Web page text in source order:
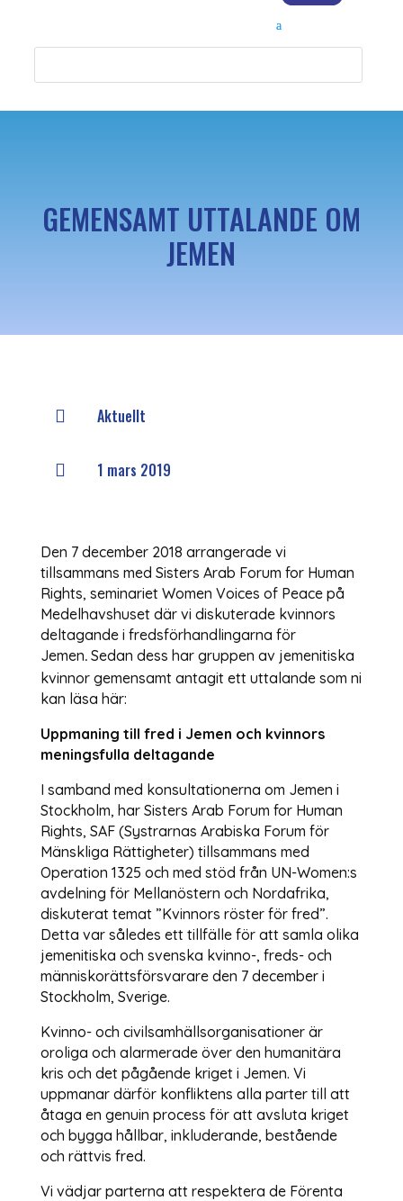
GEMENSAMT UTTALANDE OM
JEMEN
 Aktuellt
 1 mars 2019
Den 7 december 2018 arrangerade vi
tillsammans med Sisters Arab Forum for Human
Rights, seminariet Women Voices of Peace på
Medelhavshuset där vi diskuterade kvinnors
deltagande i fredsförhandlingarna för
Jemen. Sedan dess har gruppen av jemenitiska
kvinnor gemensamt antagit ett uttalande som ni
kan läsa här:
Uppmaning till fred i Jemen och kvinnors
meningsfulla deltagande
I samband med konsultationerna om Jemen i
Stockholm, har Sisters Arab Forum for Human
Rights, SAF (Systrarnas Arabiska Forum för
Mänskliga Rättigheter) tillsammans med
Operation 1325 och med stöd från UN-Women:s
avdelning för Mellanöstern och Nordafrika,
diskuterat temat ”Kvinnors röster för fred”.
Detta var således ett tillfälle för att samla olika
jemenitiska och svenska kvinno-, freds- och
människorättsförsvarare den 7 december i
Stockholm, Sverige.
Kvinno- och civilsamhällsorganisationer är
oroliga och alarmerade över den humanitära
kris och det pågående kriget i Jemen. Vi
uppmanar därför konfliktens alla parter till att
åtaga en genuin process för att avsluta kriget
och bygga hållbar, inkluderande, bestående
och rättvis fred.
Vi vädjar parterna att respektera de Förenta